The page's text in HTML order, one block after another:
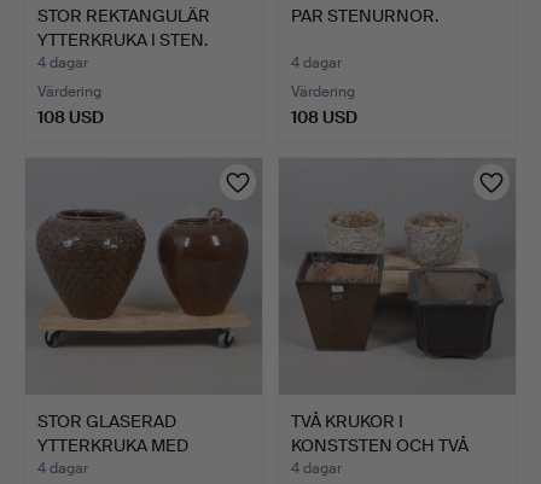
STOR REKTANGULÄR
YTTERKRUKA I STEN.
4 dagar
Värdering
108 USD
PAR STENURNOR.
4 dagar
Värdering
108 USD
STOR GLASERAD
YTTERKRUKA MED
FJÄDERMÖNSTER…
4 dagar
TVÅ KRUKOR I
KONSTSTEN OCH TVÅ
ÖVRIGA.
4 dagar